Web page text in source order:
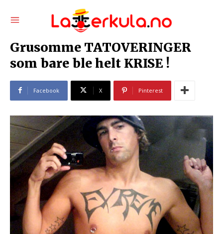
Grusomme TATOVERINGER
som bare ble helt KRISE !
Facebook X Pinterest